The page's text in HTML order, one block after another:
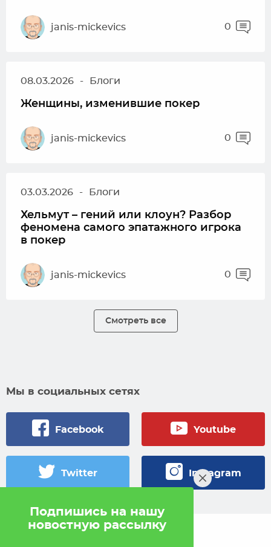
janis-mickevics 0
08.03.2026 - Блоги
Женщины, изменившие покер
janis-mickevics 0
03.03.2026 - Блоги
Хельмут – гений или клоун? Разбор
феномена самого эпатажного игрока
в покер
janis-mickevics 0
Смотреть все
Мы в социальных сетях
Facebook Youtube
Twitter Instagram
Подпишись на нашу
новостную рассылку